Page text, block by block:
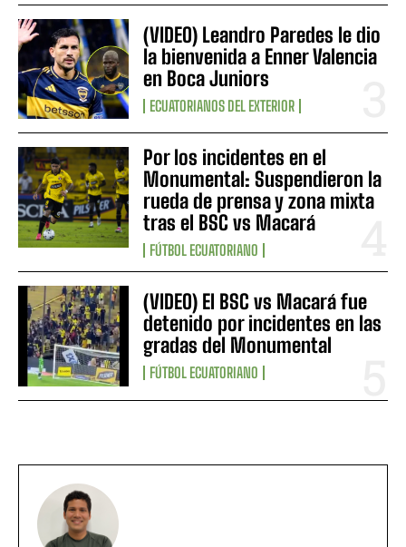
(VIDEO) Leandro Paredes le dio
la bienvenida a Enner Valencia
en Boca Juniors
ECUATORIANOS DEL EXTERIOR
Por los incidentes en el
Monumental: Suspendieron la
rueda de prensa y zona mixta
tras el BSC vs Macará
FÚTBOL ECUATORIANO
(VIDEO) El BSC vs Macará fue
detenido por incidentes en las
gradas del Monumental
FÚTBOL ECUATORIANO